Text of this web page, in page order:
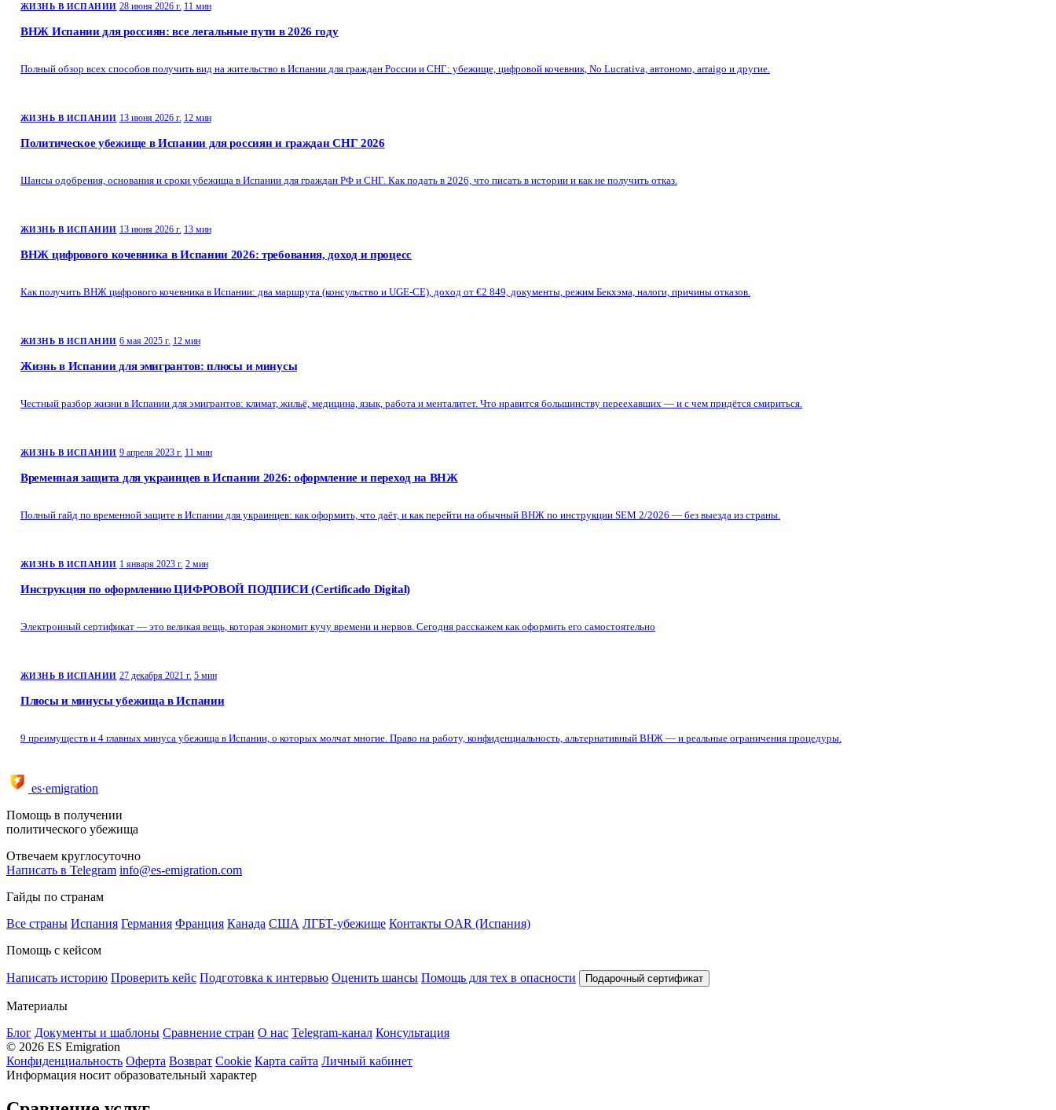
ЖИЗНЬ В ИСПАНИИ 28 июня 2026 г. 11 мин
ВНЖ Испании для россиян: все легальные пути в 2026 году
Полный обзор всех способов получить вид на жительство в Испании для граждан России и СНГ: убежище, цифровой кочевник, No Lucrativa, автономо, arraigo и другие.
ЖИЗНЬ В ИСПАНИИ 13 июня 2026 г. 12 мин
Политическое убежище в Испании для россиян и граждан СНГ 2026
Шансы одобрения, основания и сроки убежища в Испании для граждан РФ и СНГ. Как подать в 2026, что писать в истории и как не получить отказ.
ЖИЗНЬ В ИСПАНИИ 13 июня 2026 г. 13 мин
ВНЖ цифрового кочевника в Испании 2026: требования, доход и процесс
Как получить ВНЖ цифрового кочевника в Испании: два маршрута (консульство и UGE-CE), доход от €2 849, документы, режим Бекхэма, налоги, причины отказов.
ЖИЗНЬ В ИСПАНИИ 6 мая 2025 г. 12 мин
Жизнь в Испании для эмигрантов: плюсы и минусы
Честный разбор жизни в Испании для эмигрантов: климат, жильё, медицина, язык, работа и менталитет. Что нравится большинству переехавших — и с чем придётся смириться.
ЖИЗНЬ В ИСПАНИИ 9 апреля 2023 г. 11 мин
Временная защита для украинцев в Испании 2026: оформление и переход на ВНЖ
Полный гайд по временной защите в Испании для украинцев: как оформить, что даёт, и как перейти на обычный ВНЖ по инструкции SEM 2/2026 — без выезда из страны.
ЖИЗНЬ В ИСПАНИИ 1 января 2023 г. 2 мин
Инструкция по оформлению ЦИФРОВОЙ ПОДПИСИ (Certificado Digital)
Электронный сертификат — это великая вещь, которая экономит кучу времени и нервов. Сегодня расскажем как оформить его самостоятельно
ЖИЗНЬ В ИСПАНИИ 27 декабря 2021 г. 5 мин
Плюсы и минусы убежища в Испании
9 преимуществ и 4 главных минуса убежища в Испании, о которых молчат многие. Право на работу, конфиденциальность, альтернативный ВНЖ — и реальные ограничения процедуры.
es·emigration
Помощь в получении
политического убежища
Отвечаем круглосуточно
Написать в Telegram info@es-emigration.com
Гайды по странам
Все страны Испания Германия Франция Канада США ЛГБТ-убежище Контакты OAR (Испания)
Помощь с кейсом
Написать историю Проверить кейс Подготовка к интервью Оценить шансы Помощь для тех в опасности Подарочный сертификат
Материалы
Блог Документы и шаблоны Сравнение стран О нас Telegram-канал Консультация
© 2026 ES Emigration
Конфиденциальность Оферта Возврат Cookie Карта сайта Личный кабинет
Информация носит образовательный характер